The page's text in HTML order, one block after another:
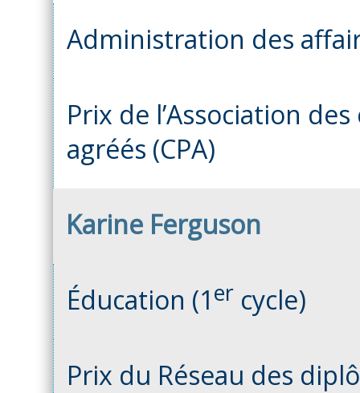
Administration des
Prix de l’Association
agréés (CPA)
Karine Ferguson
Éducation (1er cycle)
Prix du Réseau des